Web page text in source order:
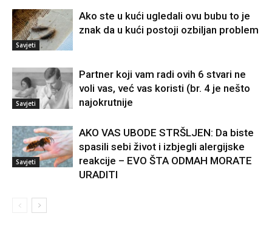
Savjeti
Ako ste u kući ugledali ovu bubu to je
znak da u kući postoji ozbiljan problem
Savjeti
Partner koji vam radi ovih 6 stvari ne
voli vas, već vas koristi (br. 4 je nešto
najokrutnije
Savjeti
AKO VAS UBODE STRŠLJEN: Da biste
spasili sebi život i izbjegli alergijske
reakcije – EVO ŠTA ODMAH MORATE
URADITI